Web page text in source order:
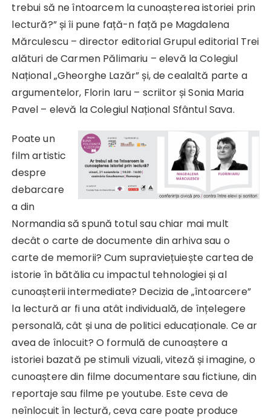
trebui să ne întoarcem la cunoașterea istoriei prin
lectură?” și îi pune față-n față pe Magdalena
Mărculescu – director editorial Grupul editorial Trei
alături de Carmen Pălimariu – elevă la Colegiul
Național „Gheorghe Lazăr” și, de cealaltă parte a
argumentelor, Florin Iaru – scriitor și Sonia Maria
Pavel – elevă la Colegiul Național Sfântul Sava.
Poate un
film artistic
despre
debarcare
a din
Normandia să spună totul sau chiar mai mult
decât o carte de documente din arhiva sau o
carte de memorii? Cum supraviețuiește cartea de
istorie în bătălia cu impactul tehnologiei și al
cunoașterii intermediate? Decizia de „întoarcere”
la lectură ar fi una atât individuală, de înțelegere
personală, cât și una de politici educaționale. Ce ar
avea de înlocuit? O formulă de cunoaștere a
istoriei bazată pe stimuli vizuali, viteză și imagine, o
cunoaștere din filme documentare sau fictiune, din
reportaje sau filme pe youtube. Este ceva de
neînlocuit în lectură, ceva care poate produce